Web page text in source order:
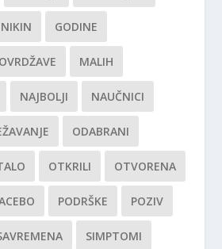
GODINE
MALIH
NAJBOLJI NAUČNICI
ODABRANI
OTKRILI OTVORENA
PODRŠKE POZIV
SIMPTOMI